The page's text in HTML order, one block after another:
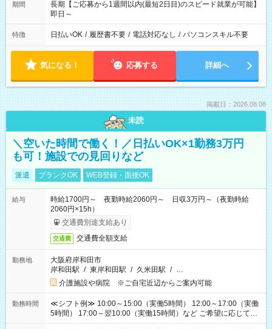
期間
長期【ご応募から1週間以内(最短2日目)のスピード就業が可能】
即日～
特徴 日払いOK / 履歴書不要 / 電話対応なし / パソコンスキル不要
気になる！ 応募する 詳細へ
掲載日：2026.08.08
未読
＼空いた時間で働く！／日払いOK×1勤務3万円
も可！施設での見回りなど
派遣 ブランクOK WEB登録・面接OK
給与
時給1700円～ 夜勤時給2060円～ 日収3万円～（夜勤時給
2060円×15h）
交通費別途支給あり
交通費 交通費全額支給
勤務地
大阪府岸和田市
岸和田駅 / 東岸和田駅 / 久米田駅 / …
介護施設や病院 ※ご自宅近辺からご案内可能
勤務時間
≪シフト例≫ 10:00～15:00（実働5時間） 12:00～17:00（実働
5時間） 17:00～翌10:00（実働15時間）など ご希望に応じて、
働く時間は調整できます！ お気軽に担当へ相談ください！